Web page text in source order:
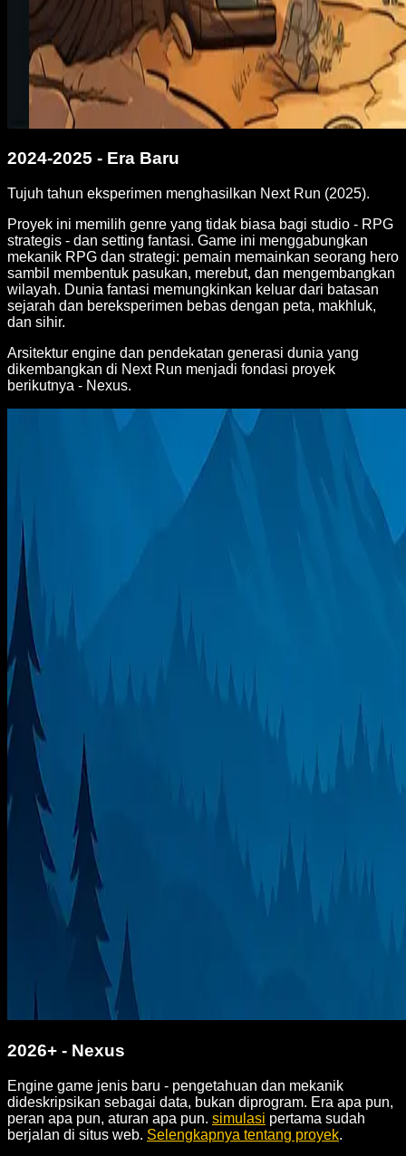
2024-2025 - Era Baru
Tujuh tahun eksperimen menghasilkan Next Run (2025).
Proyek ini memilih genre yang tidak biasa bagi studio - RPG
strategis - dan setting fantasi. Game ini menggabungkan
mekanik RPG dan strategi: pemain memainkan seorang hero
sambil membentuk pasukan, merebut, dan mengembangkan
wilayah. Dunia fantasi memungkinkan keluar dari batasan
sejarah dan bereksperimen bebas dengan peta, makhluk,
dan sihir.
Arsitektur engine dan pendekatan generasi dunia yang
dikembangkan di Next Run menjadi fondasi proyek
berikutnya - Nexus.
2026+ - Nexus
Engine game jenis baru - pengetahuan dan mekanik
dideskripsikan sebagai data, bukan diprogram. Era apa pun,
peran apa pun, aturan apa pun. simulasi pertama sudah
berjalan di situs web. Selengkapnya tentang proyek.